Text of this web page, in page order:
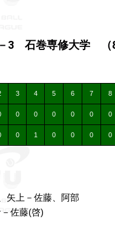
3 石巻専修大学 （
3 4 5 6 7 8
0 0 0 0 0 0
0 1 0 0 0 0
矢上－佐藤、阿部
佐藤(啓)